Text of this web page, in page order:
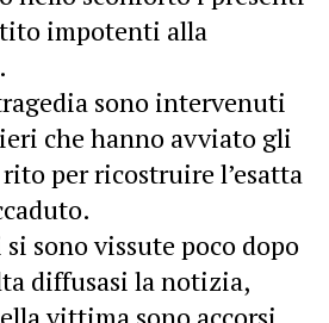
impotenti alla
sono intervenuti
che hanno avviato gli
per ricostruire l’esatta
sono vissute poco dopo
diffusasi la notizia,